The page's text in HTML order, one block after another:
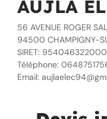
AUJLA
56 AVENUE ROGER
94500 CHAMPIGNY-
SIRET:
Téléphone:
Email: